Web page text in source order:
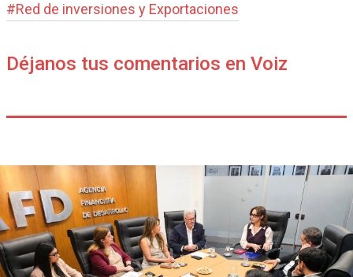
#Red de inversiones y Exportaciones
Déjanos tus comentarios en Voiz